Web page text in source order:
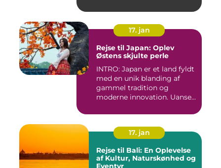
17. jan
Rejse til Japan: Oplev
Østens skjulte perle
INTRO: Japan er et land fyldt
med en unik blanding af
gammel tradition og
moderne innovation. Uanse...
17. jan
Rejse til Bali: En Oplevelse
af Kultur, Naturskønhed og
Eventyr